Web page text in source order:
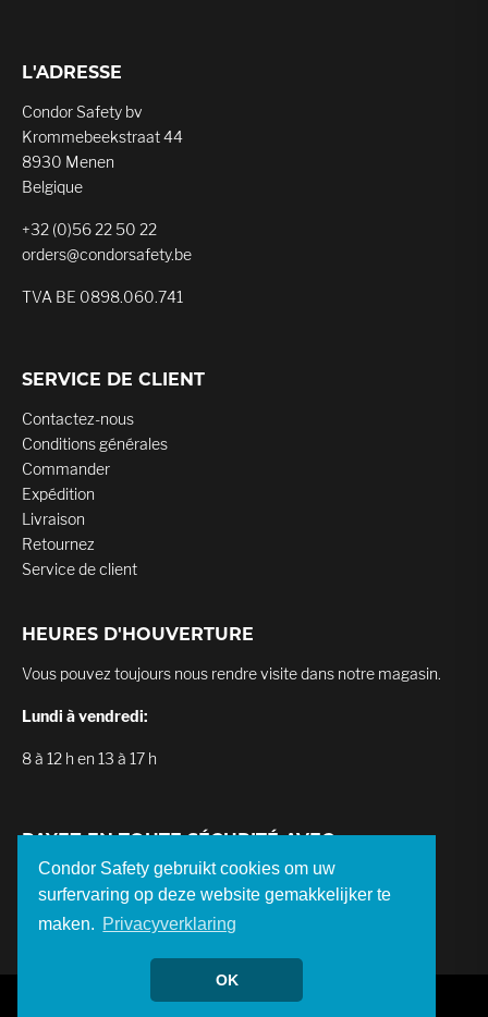
Condor Safety gebruikt cookies om uw
surfervaring op deze website gemakkelijker te
maken. Privacyverklaring
OK
L'ADRESSE
Condor Safety bv
Krommebeekstraat 44
8930 Menen
Belgique
+32 (0)56 22 50 22
orders@condorsafety.be
TVA BE 0898.060.741
SERVICE DE CLIENT
Contactez-nous
Conditions générales
Commander
Expédition
Livraison
Retournez
Service de client
HEURES D'HOUVERTURE
Vous pouvez toujours nous rendre visite dans notre magasin.
Lundi à vendredi:
8 à 12 h en 13 à 17 h
PAYEZ EN TOUTE SÉCURITÉ AVEC